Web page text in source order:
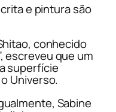
e pintura são
conhecido
escreveu que um
superfície
Universo.
Sabine